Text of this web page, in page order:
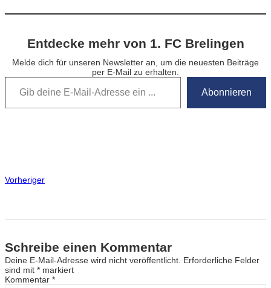
Entdecke mehr von 1. FC Brelingen
Melde dich für unseren Newsletter an, um die neuesten Beiträge
per E-Mail zu erhalten.
Gib deine E-Mail-Adresse ein …
Abonnieren
Vorheriger
Schreibe einen Kommentar
Deine E-Mail-Adresse wird nicht veröffentlicht. Erforderliche Felder
sind mit * markiert
Kommentar *